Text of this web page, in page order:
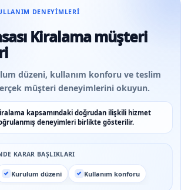
DENEYIMLERI
Kiralama müşteri
düzeni, kullanım konforu ve teslim
müşteri deneyimlerini okuyun.
kapsamındaki doğrudan ilişkili hizmet
deneyimleri birlikte gösterilir.
KARAR BAŞLIKLARI
Kurulum düzeni Kullanım konforu